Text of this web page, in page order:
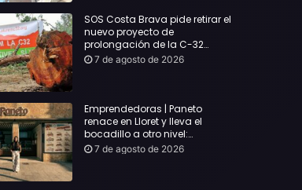
SOS Costa Brava pide retirar el
nuevo proyecto de
prolongación de la C-32
hasta Lloret y reclama la
7 de agosto de 2026
Emprendedoras | Paneto
renace en Lloret y lleva el
bocadillo a otro nivel:
producto km 0 y espíritu
7 de agosto de 2026